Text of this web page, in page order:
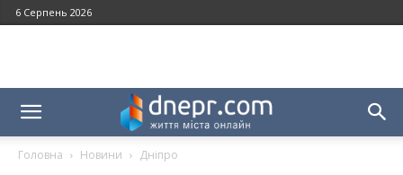
6 Серпень 2026
Головна Новини Дніпро